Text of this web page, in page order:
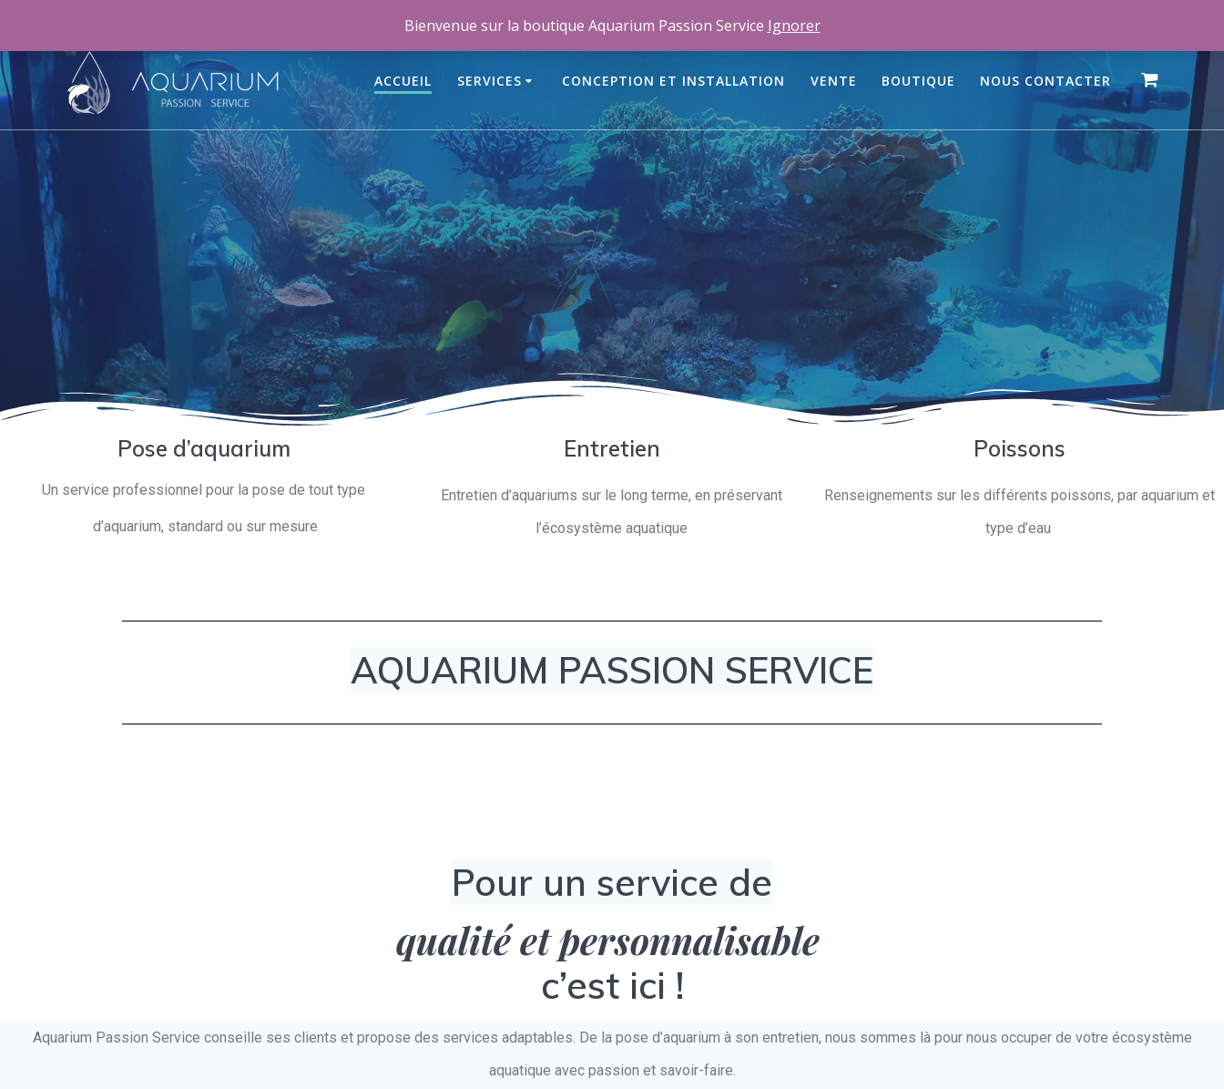
aquariumpassionservice@gmail.com
ACCUEIL SERVICES CONCEPTION ET INSTALLATION VENTE BOUTIQUE NOUS CONTACTER
Pose d’aquarium
Un service professionnel pour la pose de tout type
d’aquarium, standard ou sur mesure
Entretien
Entretien d’aquariums sur le long terme, en préservant
l’écosystème aquatique
Poissons
Renseignements sur les différents poissons, par aquarium et
type d’eau
AQUARIUM PASSION SERVICE
Pour un service de
qualité et personnalisable
c’est ici !
Aquarium Passion Service conseille ses clients et propose des services adaptables. De la pose d’aquarium à son entretien, nous sommes là pour nous occuper de votre écosystème
aquatique avec passion et savoir-faire.
Bienvenue sur la boutique Aquarium Passion Service Ignorer